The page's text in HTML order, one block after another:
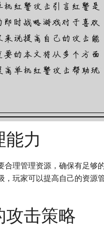
力
合理管理资源，确保有足够
玩家可以提高自己的资源
击策略